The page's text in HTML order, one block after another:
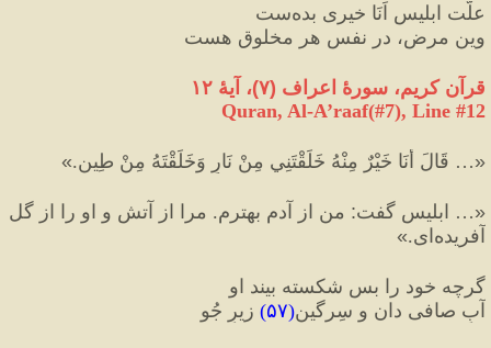
علّت ابلیس اَنَا خیری بده‌ست
وین مرض، در نفسِ هر مخلوق هست
قرآن کریم، سورهٔ اعراف (۷)، آیهٔ ۱۲
Quran, Al-A’raaf(#7), Line #12
«… قَالَ أَنَا خَيْرٌ مِنْهُ خَلَقْتَنِي مِنْ نَارٍ وَخَلَقْتَهُ مِنْ طِينٍ.»
«… ابلیس گفت:
آفریده‌ای.
»
گرچه خود را بس شکسته بیند او
آبِ صافی دان و سِرگین(۵۷) زیرِ جُو